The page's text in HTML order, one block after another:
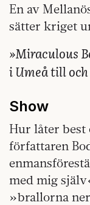
En av
sätter kriget
»Miraculous
i Umeå till och
Show
Hur låter best
författaren
med mig
»brallorna